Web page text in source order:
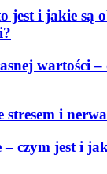
jest i jakie są
wartości
stresem i
– czym jest i